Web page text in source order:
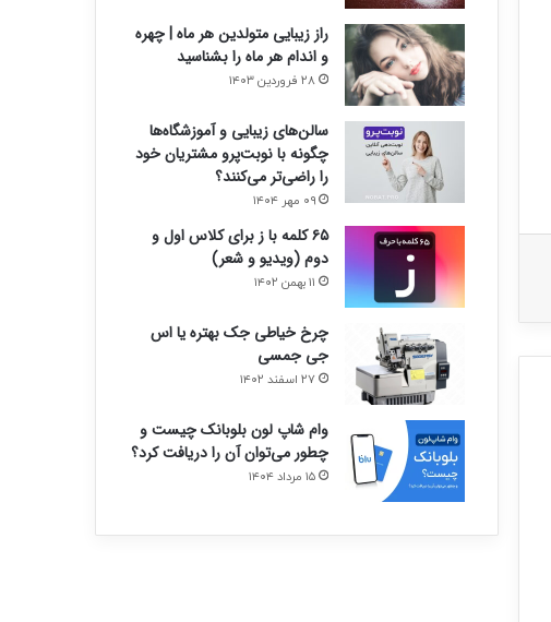
راز زیبایی متولدین هر ماه | چهره
و اندام هر ماه را بشناسید
۲۸ فروردین ۱۴۰۳
سالن‌های زیبایی و آموزشگاه‌ها
چگونه با نوبت‌پرو مشتریان خود
را راضی‌تر می‌کنند؟
۰۹ مهر ۱۴۰۴
۶۵ کلمه با ز برای کلاس اول و
دوم (ویدیو و شعر)
۱۱ بهمن ۱۴۰۲
چرخ خیاطی جک بهتره یا اس
جی جمسی
۲۷ اسفند ۱۴۰۲
وام شاپ لون بلوبانک چیست و
چطور می‌توان آن را دریافت کرد؟
۱۵ مرداد ۱۴۰۴